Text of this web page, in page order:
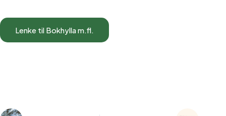
Lenke til Bokhylla m.fl.